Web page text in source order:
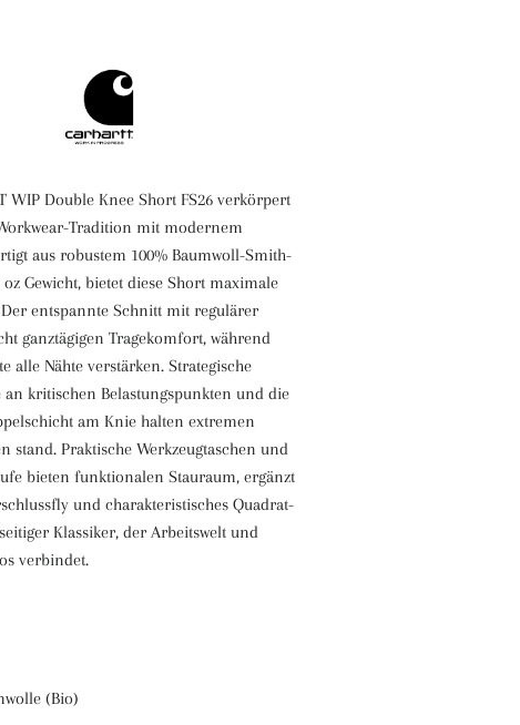
WIP Double Knee Short FS26 verkörpert
Tradition mit modernem
aus robustem 100% Baumwoll-Smith-
Gewicht, bietet diese Short maximale
entspannte Schnitt mit regulärer
ganztägigen Tragekomfort, während
alle Nähte verstärken. Strategische
an kritischen Belastungspunkten und die
am Knie halten extremen
stand. Praktische Werkzeugtaschen und
bieten funktionalen Stauraum, ergänzt
und charakteristisches Quadrat-
Klassiker, der Arbeitswelt und
verbindet.
(Bio)